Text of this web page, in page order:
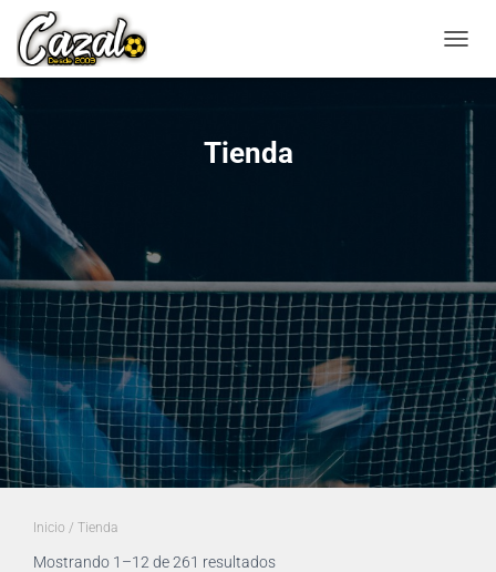
Tienda
Inicio / Tienda
Mostrando 1–12 de 261 resultadosOrdenado